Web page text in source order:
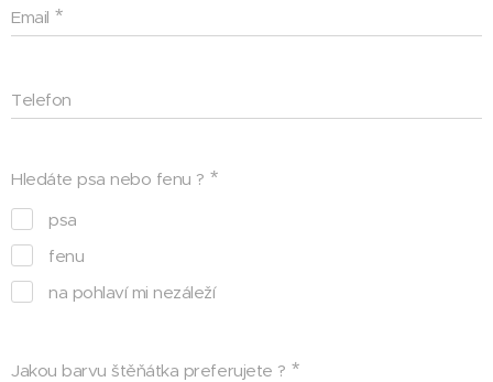
Email
Telefon
Hledáte psa nebo fenu ?
psa
fenu
na pohlaví mi nezáleží
Jakou barvu štěňátka preferujete ?